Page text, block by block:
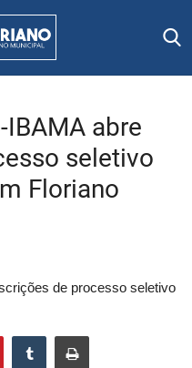
abre
seletivo
Floriano
de processo seletivo